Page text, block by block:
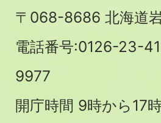
〒068-8686 北海道
電話番号:0126-23-
9977
開庁時間 9時から17